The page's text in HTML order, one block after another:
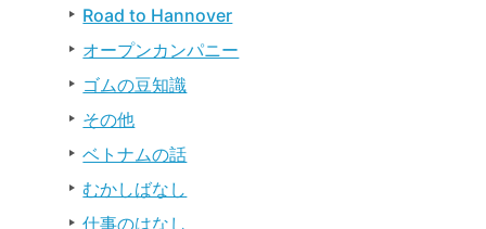
Road to Hannover
オープンカンパニー
ゴムの豆知識
その他
ベトナムの話
むかしばなし
仕事のはなし